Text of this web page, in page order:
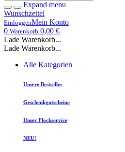
Expand menu
Wunschzettel
EinloggenMein Konto
0 Warenkorb 0,00 €
Lade Warenkorb...
Lade Warenkorb...
Alle Kategorien
Unsere Bestseller
Geschenkgutscheine
Unser Flockservice
NEU!